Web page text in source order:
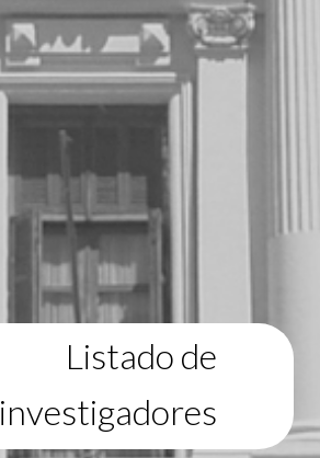
Listado de
investigadores